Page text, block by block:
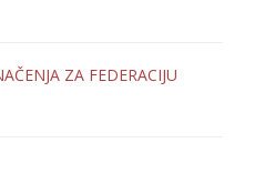
ZA FEDERACIJU